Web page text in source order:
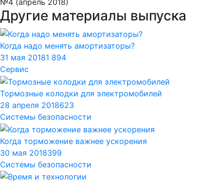
Другие материалы выпуска
Когда надо менять амортизаторы?
31 мая 20181 894
Сервис
Тормозные колодки для электромобилей
28 апреля 2018623
Системы безопасности
Когда торможение важнее ускорения
30 мая 2018399
Системы безопасности